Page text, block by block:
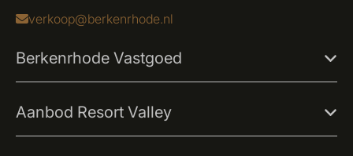
verkoop@berkenrhode.nl
Berkenrhode Vastgoed
Aanbod Resort Valley